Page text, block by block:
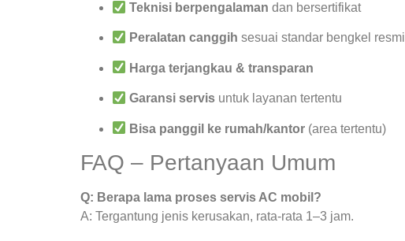
Teknisi berpengalaman dan bersertifikat
Peralatan canggih sesuai standar bengkel resmi
Harga terjangkau & transparan
Garansi servis untuk layanan tertentu
Bisa panggil ke rumah/kantor (area tertentu)
FAQ – Pertanyaan Umum
Q: Berapa lama proses servis AC mobil?
A: Tergantung jenis kerusakan, rata-rata 1–3 jam.